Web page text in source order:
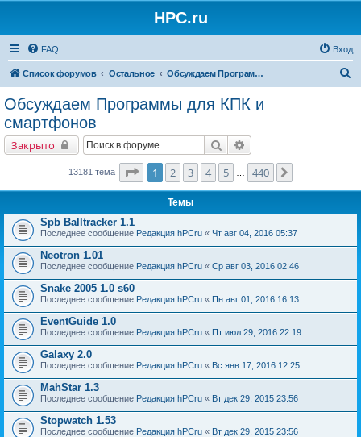
HPC.ru
FAQ Вход
Список форумов Остальное Обсуждаем Программы для КПК и смартфонов
Обсуждаем Программы для КПК и
смартфонов
Закрыто Поиск
13181 тема Страница1 из 440
1 2 3 4 5 440
Темы
Spb Balltracker 1.1
Последнее сообщение Редакция hPCru « Чт авг 04, 2016 05:37
Neotron 1.01
Последнее сообщение Редакция hPCru « Ср авг 03, 2016 02:46
Snake 2005 1.0 s60
Последнее сообщение Редакция hPCru « Пн авг 01, 2016 16:13
EventGuide 1.0
Последнее сообщение Редакция hPCru « Пт июл 29, 2016 22:19
Galaxy 2.0
Последнее сообщение Редакция hPCru « Вс янв 17, 2016 12:25
MahStar 1.3
Последнее сообщение Редакция hPCru « Вт дек 29, 2015 23:56
Stopwatch 1.53
Последнее сообщение Редакция hPCru « Вт дек 29, 2015 23:56